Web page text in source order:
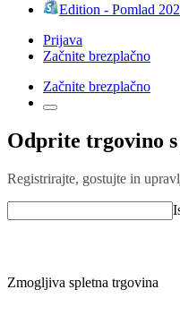
Edition - Pomlad
Prijava
Začnite brezplačno
Začnite brezplačno
Odprite trgovino
Registrirajte, gostujte in
Zmogljiva spletna trgovina